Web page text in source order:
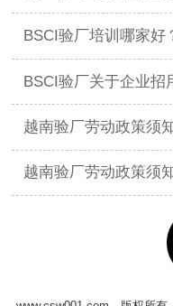
BSCI验厂培训哪家好
BSCI验厂关于企业招
越南验厂劳动政策须知：员工薪
越南验厂劳动政策须知：员